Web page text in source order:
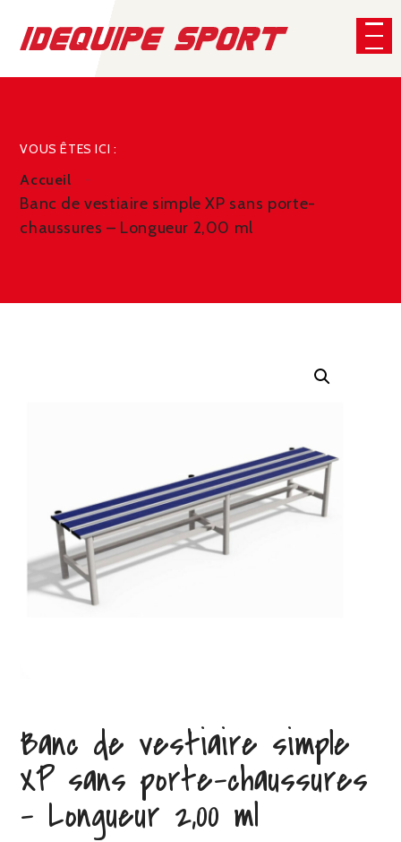
VOUS ÊTES ICI :
Accueil
Banc de vestiaire simple XP sans porte-
chaussures – Longueur 2,00 ml
Banc de vestiaire simple
XP sans porte-chaussures
– Longueur 2,00 ml